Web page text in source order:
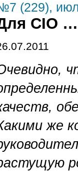
(229),
CIO …
же